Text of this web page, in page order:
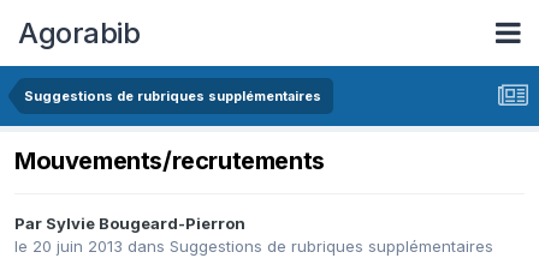
Agorabib
Suggestions de rubriques supplémentaires
Mouvements/recrutements
Par Sylvie Bougeard-Pierron
le 20 juin 2013 dans Suggestions de rubriques supplémentaires